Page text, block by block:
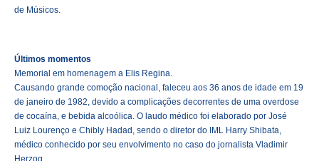
de Músicos.
Últimos momentos
Memorial em homenagem a Elis Regina.
Causando grande comoção nacional, faleceu aos 36 anos de idade em 19
de janeiro de 1982, devido a complicações decorrentes de uma overdose
de cocaína, e bebida alcoólica. O laudo médico foi elaborado por José
Luiz Lourenço e Chibly Hadad, sendo o diretor do IML Harry Shibata,
médico conhecido por seu envolvimento no caso do jornalista Vladimir
Herzog .